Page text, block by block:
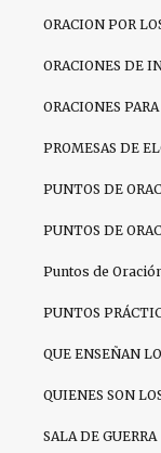
ORACION POR
ORACIONES DE
ORACIONES
PROMESAS DE
PUNTOS DE
PUNTOS DE
Puntos de
PUNTOS
QUE ENSEÑAN
QUIENES SON
SALA DE GUERRA